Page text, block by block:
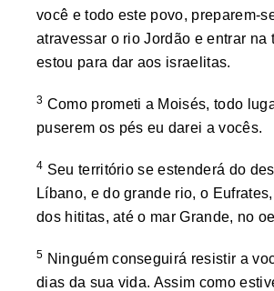
você e todo este povo, preparem-
atravessar o rio Jordão e entrar na
estou para dar aos israelitas.
3 Como prometi a Moisés, todo
puserem os pés eu darei a vocês.
4 Seu território se estenderá do
Líbano, e do grande rio, o
dos hititas, até o mar Grande, no
5 Ninguém conseguirá resistir a
dias da sua vida. Assim como